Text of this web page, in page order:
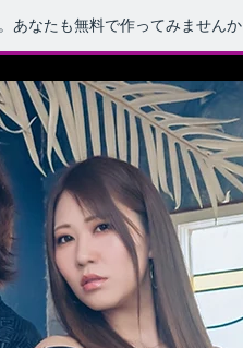
あなたも無料で作ってみません